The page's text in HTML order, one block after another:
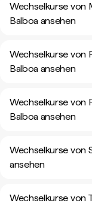
Wechselkurse von
Balboa ansehen
Wechselkurse von
Balboa ansehen
Wechselkurse von
Balboa ansehen
Wechselkurse von
ansehen
Wechselkurse von